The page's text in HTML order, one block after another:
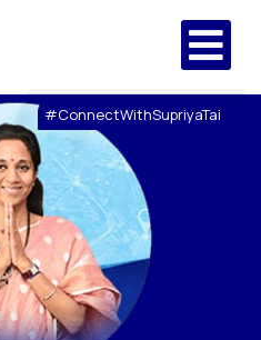
#ConnectWithSupriyaTai